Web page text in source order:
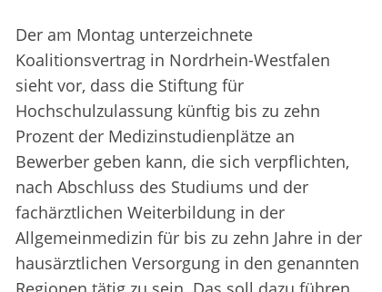
Der am Montag unterzeichnete
Koalitionsvertrag in Nordrhein-Westfalen
sieht vor, dass die Stiftung für
Hochschulzulassung künftig bis zu zehn
Prozent der Medizinstudienplätze an
Bewerber geben kann, die sich verpflichten,
nach Abschluss des Studiums und der
fachärztlichen Weiterbildung in der
Allgemeinmedizin für bis zu zehn Jahre in der
hausärztlichen Versorgung in den genannten